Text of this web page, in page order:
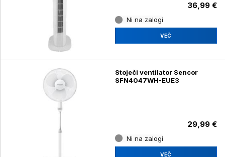
36,99 €
Ni na zalogi
VEČ
Stoječi ventilator Sencor
SFN4047WH-EUE3
29,99 €
Ni na zalogi
VEČ